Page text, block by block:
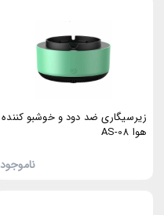
زیرسیگاری ضد دود و خوشبو کننده
هوا AS-08
ناموجود